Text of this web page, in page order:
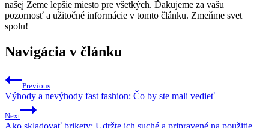
našej Zeme lepšie miesto pre všetkých. Ďakujeme ‍za vašu
pozornosť a užitočné informácie ‍v tomto článku. Zmeňme svet
spolu!
Navigácia v článku
Previous
Výhody a nevýhody fast fashion: Čo by ste mali vedieť
Next